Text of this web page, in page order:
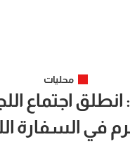
محليات
اجتماع
في السفارة